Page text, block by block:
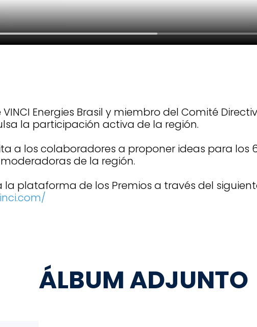
VINCI Energies Brasil y miembro del Comité
la participación activa de la región.
a los colaboradores a proponer ideas para los
de la región.
la plataforma de los Premios a través del
ÁLBUM ADJUNTO